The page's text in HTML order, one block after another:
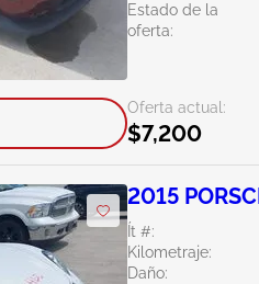
Estado de la
oferta:
Oferta actual:
$7,200
2015
Ít #:
Kilometraje:
Daño: